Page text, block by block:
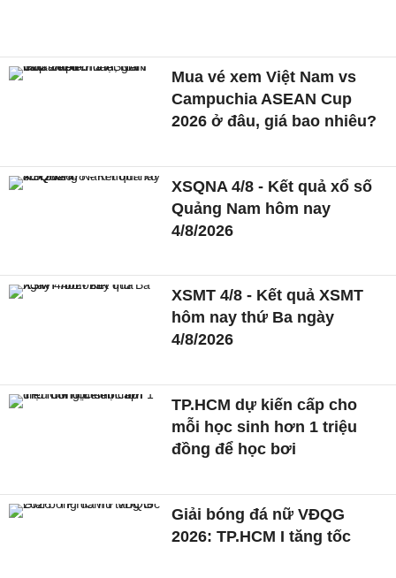
Mua vé xem Việt Nam vs
Campuchia ASEAN Cup
2026 ở đâu, giá bao nhiêu?
XSQNA 4/8 - Kết quả xổ số
Quảng Nam hôm nay
4/8/2026
XSMT 4/8 - Kết quả XSMT
hôm nay thứ Ba ngày
4/8/2026
TP.HCM dự kiến cấp cho
mỗi học sinh hơn 1 triệu
đồng để học bơi
Giải bóng đá nữ VĐQG
2026: TP.HCM I tăng tốc